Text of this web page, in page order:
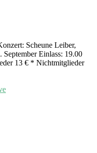
Scheune Leiber,
Einlass: 19.00
13 € * Nichtmitglieder